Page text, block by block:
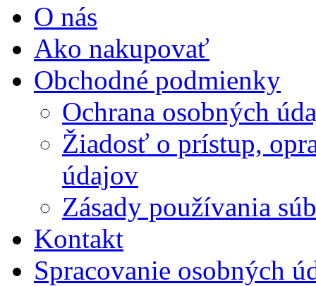
O nás
Ako nakupovať
Obchodné podmienky
Ochrana osobných
Žiadosť o prístup,
údajov
Zásady používania
Kontakt
Spracovanie osobných